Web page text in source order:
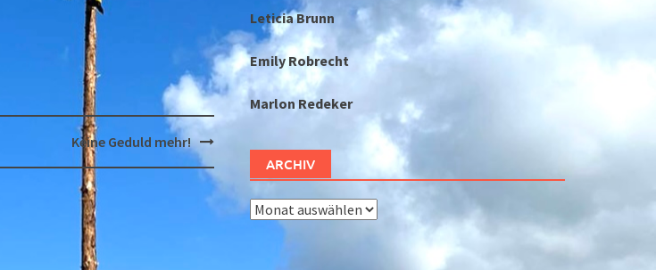
Keine Geduld mehr!
Leticia Brunn
Emily Robrecht
Marlon Redeker
ARCHIV
Archiv